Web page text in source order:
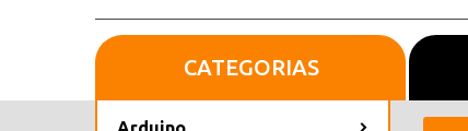
Inicio
CATEGORIAS